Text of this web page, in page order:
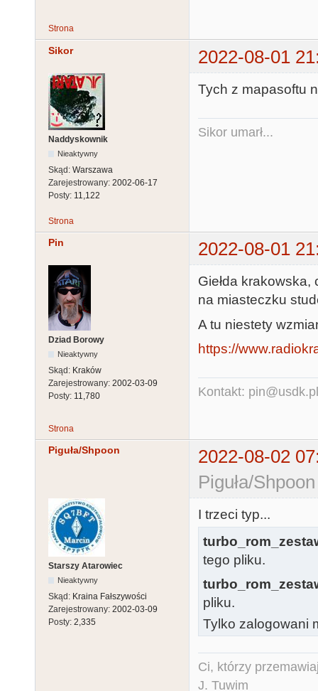
Strona
Sikor 2022-08-01
Naddyskownik
Nieaktywny
Skąd: Warszawa
Zarejestrowany: 2002-06-17
Posty: 11,122
Tych z mapasoftu
Sikor umarł...
Strona
Pin 2022-08-01
Dziad Borowy
Nieaktywny
Skąd: Kraków
Zarejestrowany: 2002-03-09
Posty: 11,780
Giełda
na miasteczku
A tu niestety
https://
Kontakt: pin@usdk.pl
Strona
Piguła/Shpoon
2022-08-02
Piguła/
Starszy Atarowiec
Nieaktywny
Skąd: Kraina Fałszywości
Zarejestrowany: 2002-03-09
Posty: 2,335
I trzeci typ...
tego pliku.
pliku.
Tylko zalogowani
Ci, którzy
J. Tuwim